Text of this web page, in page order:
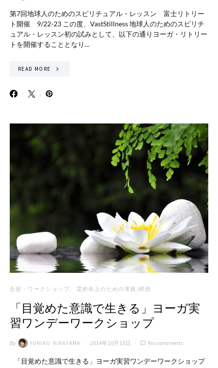
第7回地球人のためのスピリチュアル・レッスン 富士リトリー
ト開催 9/22-23 この度、VastStillness 地球人のためのスピリチ
ュアル・レッスン初の試みとして、以下の通りヨーガ・リトリー
トを開催することとなり…
READ MORE
合宿・ワークショップ 霊的向上のための実践/瞑想
「目覚めた意識で生きる」ヨーガ実
習ワンデーワークショップ
By YUKIKO HIRAYAMA 2014年10月13日 No comments
「目覚めた意識で生きる」ヨーガ実習ワンデーワークショップ